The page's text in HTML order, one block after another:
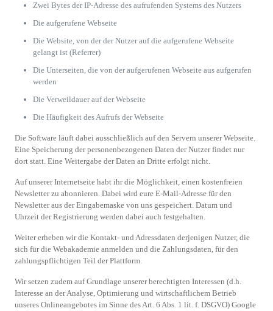
Zwei Bytes der IP-Adresse des aufrufenden Systems des Nutzers
Die aufgerufene Webseite
Die Website, von der der Nutzer auf die aufgerufene Webseite
gelangt ist (Referrer)
Die Unterseiten, die von der aufgerufenen Webseite aus aufgerufen
werden
Die Verweildauer auf der Webseite
Die Häufigkeit des Aufrufs der Webseite
Die Software läuft dabei ausschließlich auf den Servern unserer Webseite.
Eine Speicherung der personenbezogenen Daten der Nutzer findet nur
dort statt. Eine Weitergabe der Daten an Dritte erfolgt nicht.
Auf unserer Internetseite habt ihr die Möglichkeit, einen kostenfreien
Newsletter zu abonnieren. Dabei wird eure E-Mail-Adresse für den
Newsletter aus der Eingabemaske von uns gespeichert. Datum und
Uhrzeit der Registrierung werden dabei auch festgehalten.
Weiter erheben wir die Kontakt- und Adressdaten derjenigen Nutzer, die
sich für die Webakademie anmelden und die Zahlungsdaten, für den
zahlungspflichtigen Teil der Plattform.
Wir setzen zudem auf Grundlage unserer berechtigten Interessen (d.h.
Interesse an der Analyse, Optimierung und wirtschaftlichem Betrieb
unseres Onlineangebotes im Sinne des Art. 6 Abs. 1 lit. f. DSGVO) Google